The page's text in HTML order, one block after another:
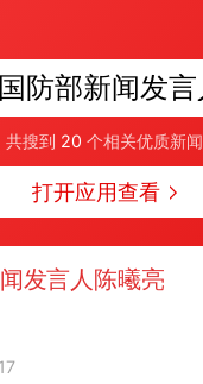
共搜到 20 个相关优质新闻
打开应用查看
发言人陈曦亮